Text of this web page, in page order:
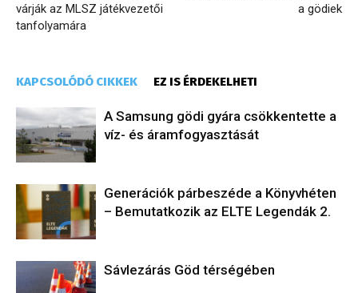
várják az MLSZ játékvezetői
tanfolyamára
a gödiek
KAPCSOLÓDÓ CIKKEK EZ IS ÉRDEKELHETI
A Samsung gödi gyára csökkentette a
víz- és áramfogyasztását
Generációk párbeszéde a Könyvhéten
– Bemutatkozik az ELTE Legendák 2.
Sávlezárás Göd térségében